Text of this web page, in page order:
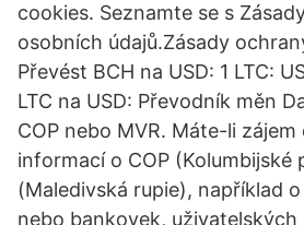
cookies. Seznamte se s
osobních údajů.Zásady
Převést BCH na USD: 1 LTC:
LTC na USD: Převodník měn
COP nebo MVR. Máte-li
informací o COP (Kolumbijské
(Maledivská rupie), například
nebo bankovek, uživatelských